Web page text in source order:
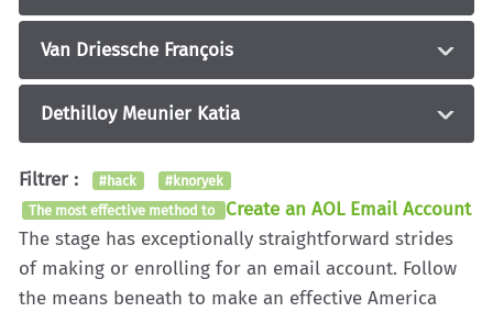
Van Driessche François
Dethilloy Meunier Katia
Filtrer : #hack
#knoryek
The most effective method to Create an AOL Email Account
The stage has exceptionally straightforward strides
of making or enrolling for an email account. Follow
the means beneath to make an effective America